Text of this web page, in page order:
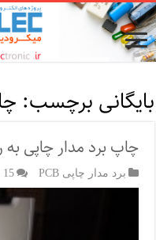
بایگانی برچسب:
چاپ برد مدار چاپی به
برد مدار چاپی PCB 15